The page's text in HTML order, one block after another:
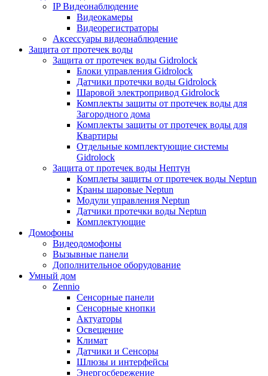
IP Видеонаблюдение
Видеокамеры
Видеорегистраторы
Аксессуары видеонаблюдение
Защита от протечек воды
Защита от протечек воды Gidrolock
Блоки управления Gidrolock
Датчики протечки воды Gidrolock
Шаровой электропривод Gidrolock
Комплекты защиты от протечек воды для
Загородного дома
Комплекты защиты от протечек воды для
Квартиры
Отдельные комплектующие системы
Gidrolock
Защита от протечек воды Нептун
Комплеты защиты от протечек воды Neptun
Краны шаровые Neptun
Модули управления Neptun
Датчики протечки воды Neptun
Комплектующие
Домофоны
Видеодомофоны
Вызывные панели
Дополнительное оборудование
Умный дом
Zennio
Сенсорные панели
Сенсорные кнопки
Актуаторы
Освещение
Климат
Датчики и Сенсоры
Шлюзы и интерфейсы
Энергосбережение